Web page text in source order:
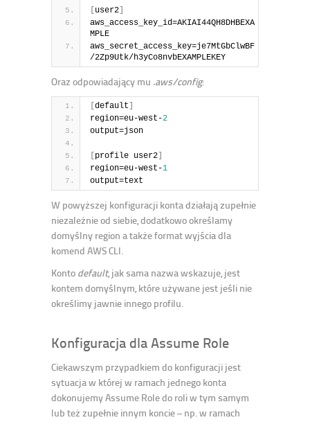
[user2]
aws_access_key_id=AKIAI44QH8DHBEXA
MPLE
aws_secret_access_key=je7MtGbClwBF
/2Zp9Utk/h3yCo8nvbEXAMPLEKEY
Oraz odpowiadający mu .aws/config:
[default]
region=eu-west-2
output=json
[profile user2]
region=eu-west-1
output=text
W powyższej konfiguracji konta działają zupełnie
niezależnie od siebie, dodatkowo określamy
domyślny region a także format wyjścia dla
komend AWS CLI.
Konto default, jak sama nazwa wskazuje, jest
kontem domyślnym, które używane jest jeśli nie
określimy jawnie innego profilu.
Konfiguracja dla Assume Role
Ciekawszym przypadkiem do konfiguracji jest
sytuacja w której w ramach jednego konta
dokonujemy Assume Role do roli w tym samym
lub też zupełnie innym koncie – np. w ramach